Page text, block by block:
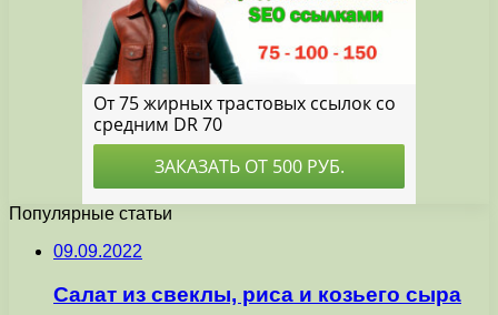
Популярные статьи
09.09.2022
Салат из свеклы, риса и козьего сыра